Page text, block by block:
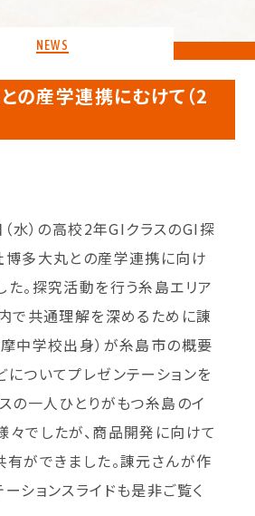
NEWS
の産学連携にむけて（2
水）の高校2年GIクラスのGI探
博多大丸との産学連携に向け
た。探究活動を行う糸島エリア
内で共通理解を深めるために諌
摩中学校出身）が糸島市の概要
ついてプレゼンテーションを
の一人ひとりがもつ糸島のイ
々でしたが、商品開発に向けて
ができました。諌元さんが作
ションスライドも是非ご覧く